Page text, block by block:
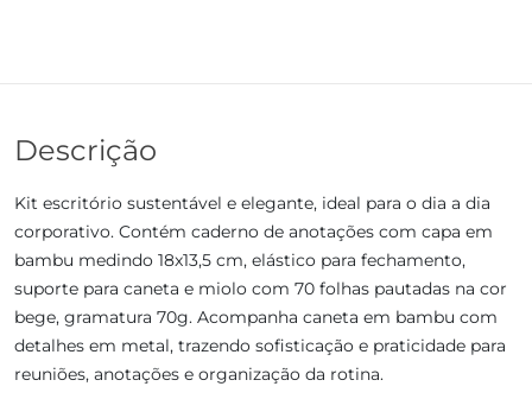
Descrição
Kit escritório sustentável e elegante, ideal para o dia a dia
corporativo. Contém caderno de anotações com capa em
bambu medindo 18x13,5 cm, elástico para fechamento,
suporte para caneta e miolo com 70 folhas pautadas na cor
bege, gramatura 70g. Acompanha caneta em bambu com
detalhes em metal, trazendo sofisticação e praticidade para
reuniões, anotações e organização da rotina.